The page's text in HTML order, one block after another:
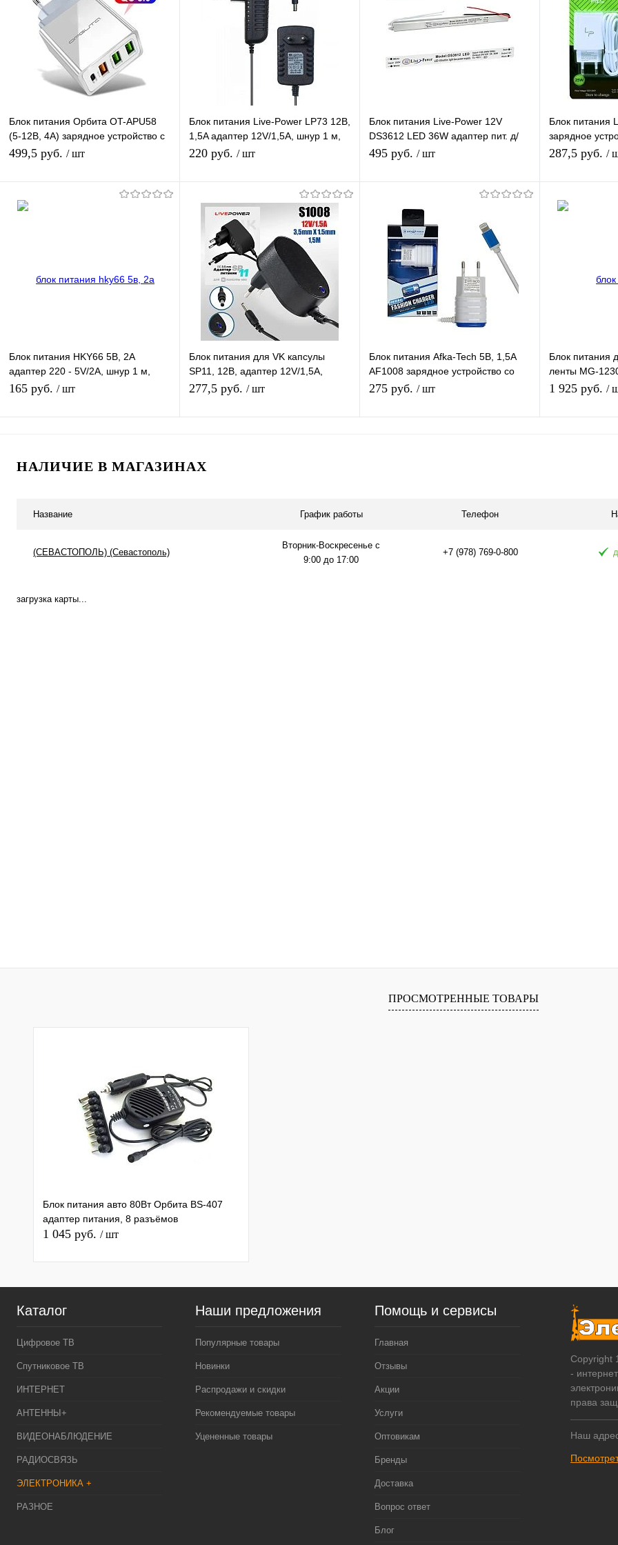
Блок питания Орбита OT-APU58
(5-12В, 4А) зарядное устройство с
Type-C / 3USB (PD + QC3.0)
499,5 руб. / шт
Блок питания Live-Power LP73 12В,
1,5A адаптер 12V/1,5A, шнур 1 м,
штекер 5.5*2,5 мм
220 руб. / шт
В корзину
Купить в 1 клик К сравнению
В избранное В наличии
Блок питания Live-Power 12V
DS3612 LED 36W адаптер пит. д/
светодиодной ленты Ультратонкий
495 руб. / шт
Купить в 1 клик К сравнению
В избранное В наличии
Блок питания
зарядное
вход Type-C, с
287,5 руб. /
Блок питания HKY66 5В, 2A
адаптер 220 - 5V/2A, шнур 1 м,
штекер 5.5*2,5 мм
165 руб. / шт
Блок питания для VK капсулы
SP11, 12В, адаптер 12V/1,5A,
разъем (3,5*1,35) кабель 1,5м
277,5 руб. / шт
Блок питания Afka-Tech 5В, 1,5А
AF1008 зарядное устройство со
встроенным кабелем Iphone 1.2м +
275 руб. / шт
Блок питания
ленты MG-
ультратонкий
1 925 руб. /
НАЛИЧИЕ В МАГАЗИНАХ
Название График работы Телефон
(СЕВАСТОПОЛЬ) (Севастополь)
Вторник-Воскресенье с
9:00 до 17:00
+7 (978) 769-0-800
загрузка карты...
ПРОСМОТРЕННЫЕ ТОВАРЫ
Блок питания авто 80Вт Орбита BS-407
адаптер питания, 8 разъёмов
1 045 руб. / шт
Каталог
Цифровое ТВ
Спутниковое ТВ
ИНТЕРНЕТ
АНТЕННЫ+
ВИДЕОНАБЛЮДЕНИЕ
РАДИОСВЯЗЬ
ЭЛЕКТРОНИКА +
РАЗНОЕ
Наши предложения
Популярные товары
Новинки
Распродажи и скидки
Рекомендуемые товары
Уцененные товары
Помощь и сервисы
Главная
Отзывы
Акции
Услуги
Оптовикам
Бренды
Доставка
Вопрос ответ
Блог
Copyright
-
права
Наш